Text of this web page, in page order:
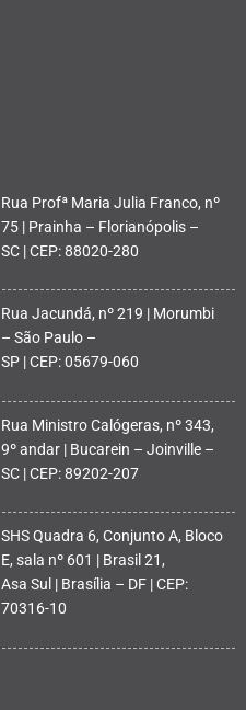
Rua Profª Maria Julia Franco, nº
75 | Prainha – Florianópolis –
SC | CEP: 88020-280
Rua Jacundá, nº 219 | Morumbi
– São Paulo –
SP | CEP: 05679-060
Rua Ministro Calógeras, nº 343,
9º andar | Bucarein – Joinville –
SC | CEP: 89202-207
SHS Quadra 6, Conjunto A, Bloco
E, sala nº 601 | Brasil 21,
Asa Sul | Brasília – DF | CEP:
70316-10